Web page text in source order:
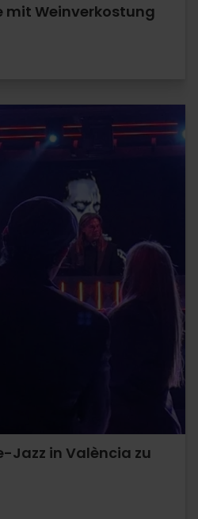
mit Weinverkostung
Jazz in València zu